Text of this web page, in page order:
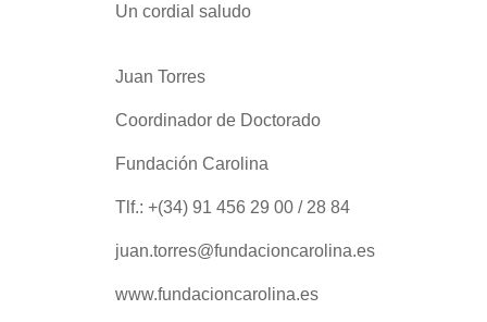
Un cordial saludo
Juan Torres
Coordinador de Doctorado
Fundación Carolina
Tlf.: +(34) 91 456 29 00 / 28 84
juan.torres@fundacioncarolina.es
www.fundacioncarolina.es